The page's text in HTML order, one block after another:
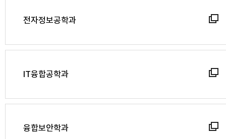
전자정보공학과
IT융합공학과
융합보안학과